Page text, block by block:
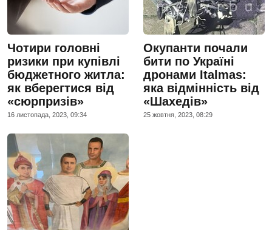
Чотири головні
ризики при купівлі
бюджетного житла:
як вберегтися від
«сюрпризів»
16 листопада, 2023, 09:34
Окупанти почали
бити по Україні
дронами Italmas:
яка відмінність від
«Шахедів»
25 жовтня, 2023, 08:29